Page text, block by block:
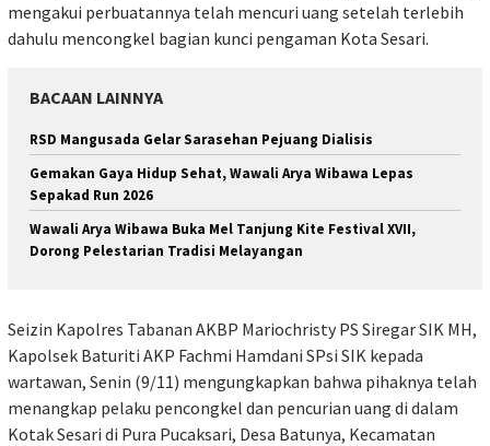
mengakui perbuatannya telah mencuri uang setelah terlebih
dahulu mencongkel bagian kunci pengaman Kota Sesari.
BACAAN LAINNYA
RSD Mangusada Gelar Sarasehan Pejuang Dialisis
Gemakan Gaya Hidup Sehat, Wawali Arya Wibawa Lepas
Sepakad Run 2026
Wawali Arya Wibawa Buka Mel Tanjung Kite Festival XVII,
Dorong Pelestarian Tradisi Melayangan
Seizin Kapolres Tabanan AKBP Mariochristy PS Siregar SIK MH,
Kapolsek Baturiti AKP Fachmi Hamdani SPsi SIK kepada
wartawan, Senin (9/11) mengungkapkan bahwa pihaknya telah
menangkap pelaku pencongkel dan pencurian uang di dalam
Kotak Sesari di Pura Pucaksari, Desa Batunya, Kecamatan